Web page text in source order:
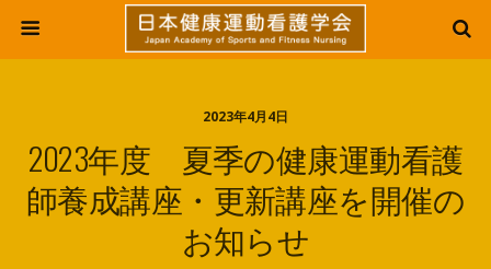
2023年4月4日
2023年度 夏季の健康運動看護
師養成講座・更新講座を開催の
お知らせ